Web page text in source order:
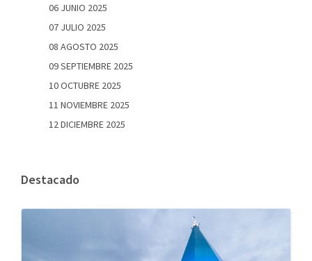
06 JUNIO 2025
07 JULIO 2025
08 AGOSTO 2025
09 SEPTIEMBRE 2025
10 OCTUBRE 2025
11 NOVIEMBRE 2025
12 DICIEMBRE 2025
Destacado